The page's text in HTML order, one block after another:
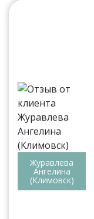
Журавлева
Ангелина
(Климовск)